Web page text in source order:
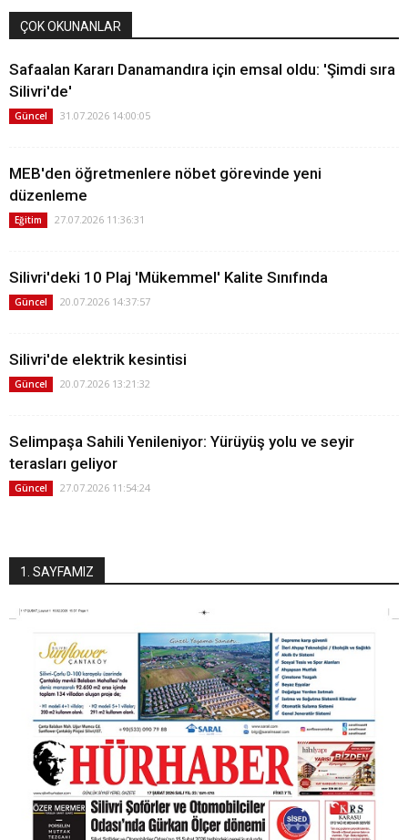
ÇOK OKUNANLAR
Safaalan Kararı Danamandıra için emsal oldu: 'Şimdi sıra
Silivri'de'
Güncel 31.07.2026 14:00:05
MEB'den öğretmenlere nöbet görevinde yeni
düzenleme
Eğitim 27.07.2026 11:36:31
Silivri'deki 10 Plaj 'Mükemmel' Kalite Sınıfında
Güncel 20.07.2026 14:37:57
Silivri'de elektrik kesintisi
Güncel 20.07.2026 13:21:32
Selimpaşa Sahili Yenileniyor: Yürüyüş yolu ve seyir
terasları geliyor
Güncel 27.07.2026 11:54:24
1. SAYFAMIZ